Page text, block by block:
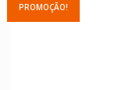
PROMOÇÃO!